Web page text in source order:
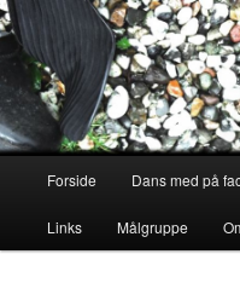
Debatterende tekster med
genvordigheder
Fortsæt
til
Forside Dans med på
Links Målgruppe